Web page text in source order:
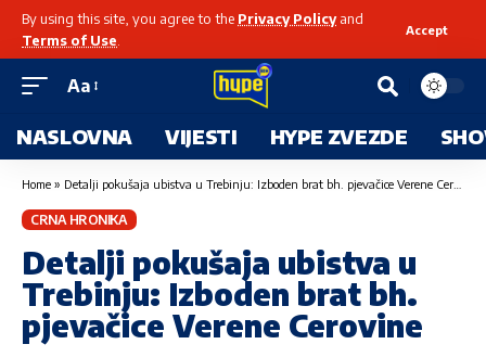
By using this site, you agree to the Privacy Policyand
Terms of Use
Accept
Aa
NASLOVNA VIJESTI HYPE ZVEZDE
Home » Detalji pokušaja ubistva u Trebinju: Izboden brat bh. pjevačice Verene Cerovine
CRNA HRONIKA
Detalji pokušaja ubistva u
Trebinju: Izboden brat bh.
pjevačice Verene Cerovine